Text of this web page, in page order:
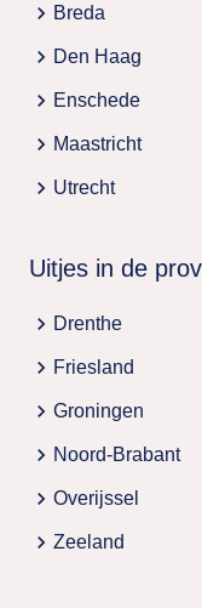
chevron_right Breda
chevron_right Den Haag
chevron_right Enschede
chevron_right Maastricht
chevron_right Utrecht
Uitjes in de
chevron_right Drenthe
chevron_right Friesland
chevron_right Groningen
chevron_right Noord-Brabant
chevron_right Overijssel
chevron_right Zeeland